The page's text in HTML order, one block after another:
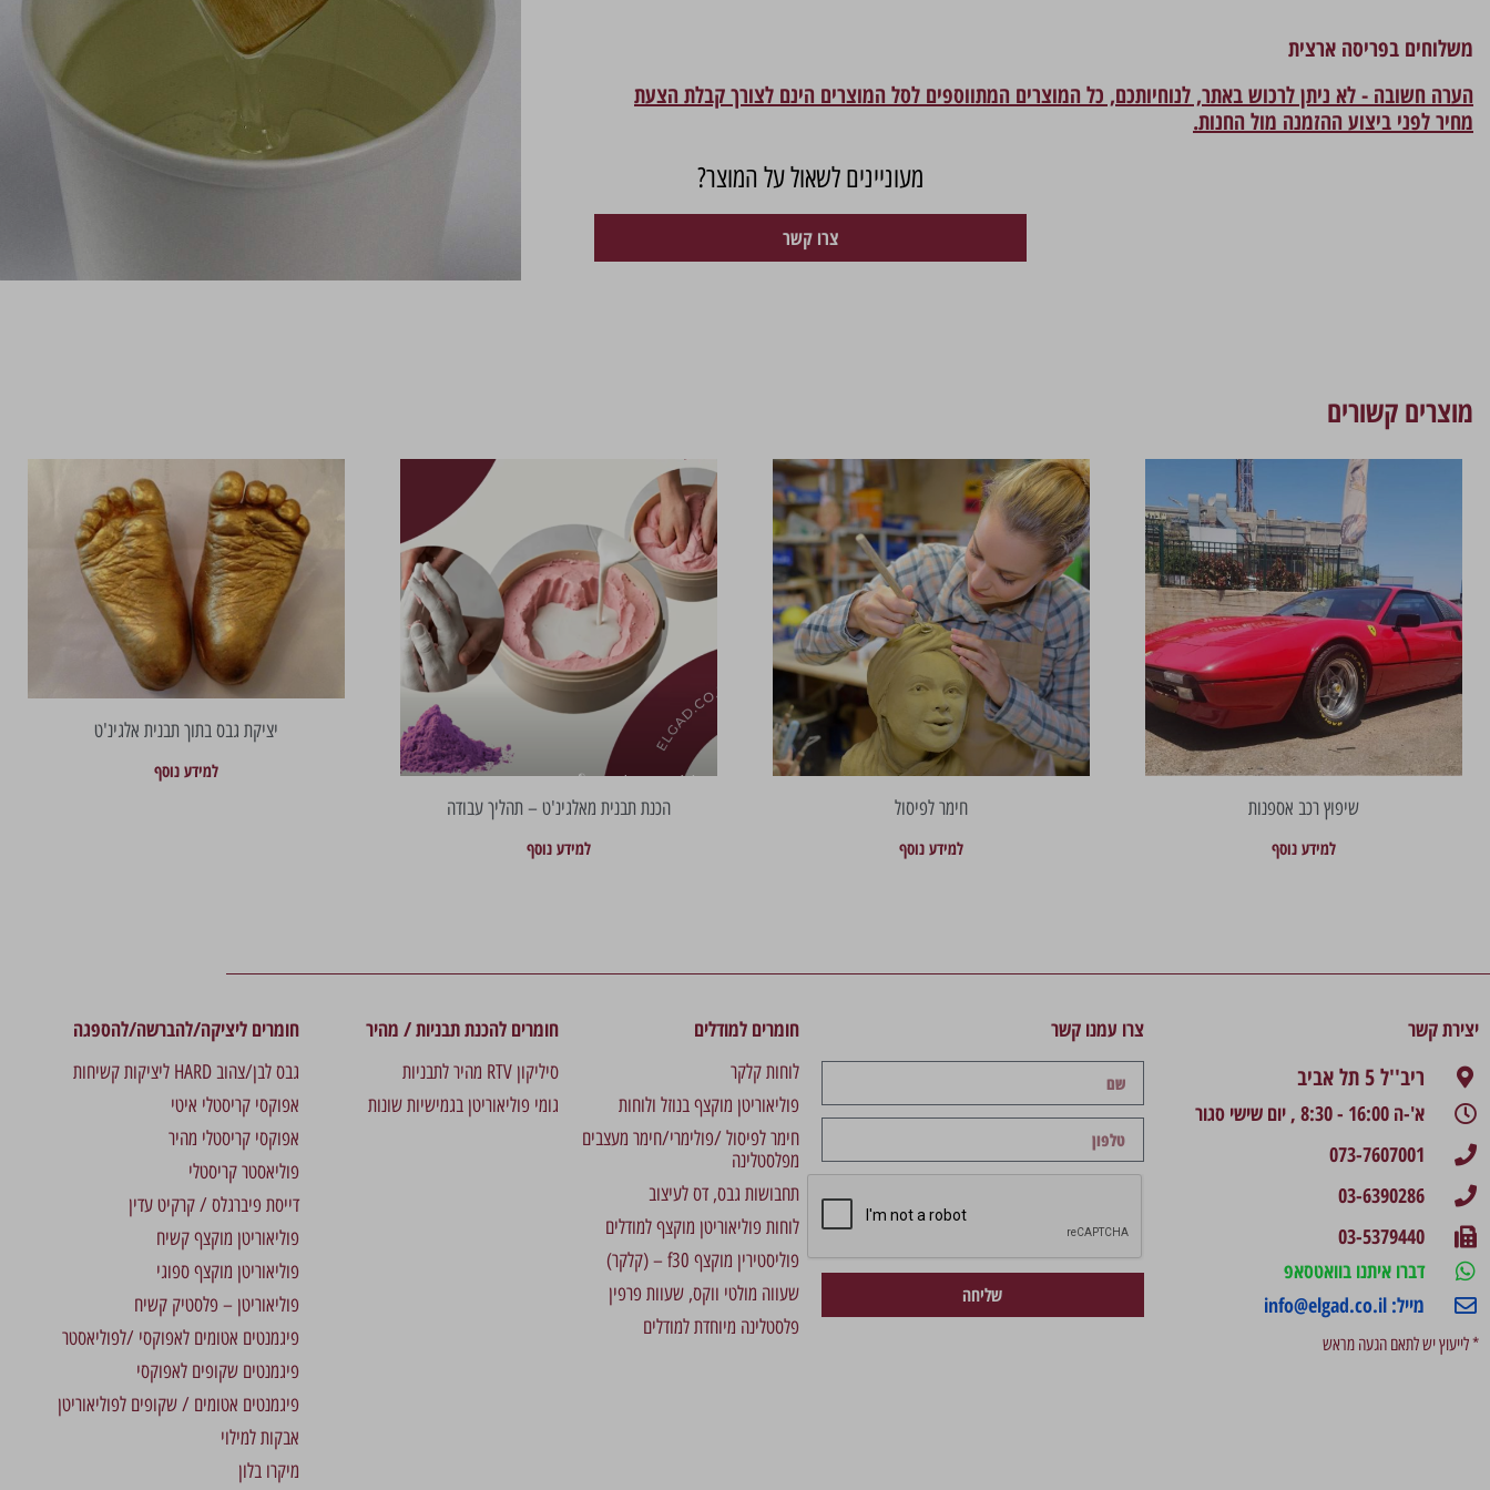
משלוחים בפריסה ארצית
הערה חשובה - לא ניתן לרכוש באתר, לנוחיותכם, כל המוצרים המתווספים לסל המוצרים הינם לצורך קבלת הצעת
מחיר לפני ביצוע ההזמנה מול החנות.
מעוניינים לשאול על המוצר?
צרו קשר
מוצרים קשורים
שיפוץ רכב אספנות
למידע נוסף
חימר לפיסול
למידע נוסף
הכנת תבנית מאלגינ'ט – תהליך עבודה
למידע נוסף
יציקת גבס בתוך תבנית אלגינ'ט
למידע נוסף
יצירת קשר
ריב''ל 5 תל אביב
א'-ה 16:00 - 8:30 , יום שישי סגור
073-7607001
03-6390286
03-5379440
דברו איתנו בוואטסאפ
מייל: info@elgad.co.il
* לייעוץ יש לתאם הגעה מראש
צרו עמנו קשר
שליחה
חומרים למודלים
לוחות קלקר
פוליאוריטן מוקצף בנוזל ולוחות
חימר לפיסול /פולימרי/חימר מעצבים
מפלסטלינה
תחבושות גבס, דס לעיצוב
לוחות פוליאוריטן מוקצף למודלים
פוליסטירין מוקצף f30 – (קלקר)
שעווה מולטי ווקס, שעוות פרפין
פלסטלינה מיוחדת למודלים
חומרים להכנת תבניות / מהיר
סיליקון RTV מהיר לתבניות
גומי פוליאוריטן בגמישיות שונות
חומרים ליציקה/להברשה/להספגה
גבס לבן/צהוב HARD ליציקות קשיחות
אפוקסי קריסטלי איטי
אפוקסי קריסטלי מהיר
פוליאסטר קריסטלי
דייסת פיברגלס / קרקיט עדין
פוליאוריטן מוקצף קשיח
פוליאוריטן מוקצף ספוגי
פוליאוריטן – פלסטיק קשיח
פיגמנטים אטומים לאפוקסי /לפוליאסטר
פיגמנטים שקופים לאפוקסי
פיגמנטים אטומים / שקופים לפוליאוריטן
אבקות למילוי
מיקרו בלון